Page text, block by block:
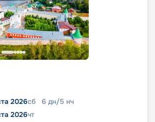
2026сб 6 дн/5 нч
2026чт